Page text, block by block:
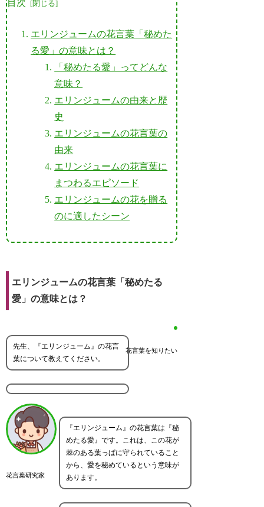
目次
エリンジュームの花言葉「秘めた
る愛」の意味とは？
「秘めたる愛」ってどんな
意味？
エリンジュームの由来と歴
史
エリンジュームの花言葉の
由来
エリンジュームの花言葉に
まつわるエピソード
エリンジュームの花を贈る
のに適したシーン
エリンジュームの花言葉「秘めたる
愛」の意味とは？
花言葉を知りたい
先生、『エリンジューム』の花言
葉について教えてください。
花言葉研究家
『エリンジューム』の花言葉は『秘
めたる愛』です。これは、この花が
棘のある葉っぱに守られていること
から、愛を秘めているという意味が
あります。